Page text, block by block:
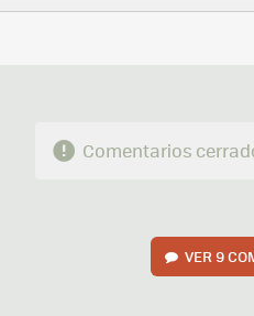
FACEBOOK
TWITTERFLIPBOARD
E-
WHATSAPP
Comentarios
VER9